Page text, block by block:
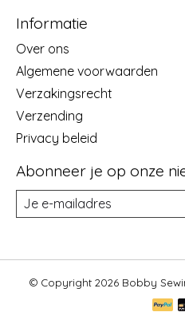
Informatie
Over ons
Algemene voorwaarden
Verzakingsrecht
Verzending
Privacy beleid
Abonneer je op onze
© Copyright 2026 Bobby